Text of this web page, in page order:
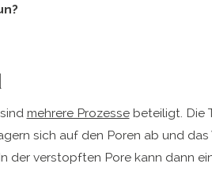
mehrere Prozessebeteiligt. Die
sich auf den Poren ab und das
der verstopften Pore kann dann